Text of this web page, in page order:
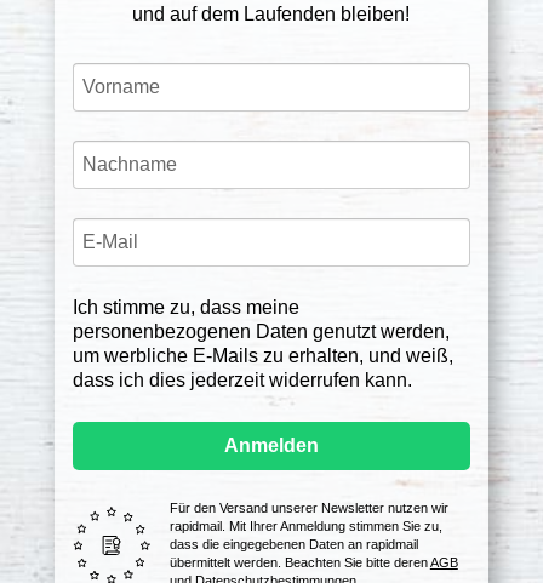
und auf dem Laufenden bleiben!
Ich stimme zu, dass meine
personenbezogenen Daten genutzt werden,
um werbliche E-Mails zu erhalten, und weiß,
dass ich dies jederzeit widerrufen kann.
Anmelden
Für den Versand unserer Newsletter nutzen wir
rapidmail. Mit Ihrer Anmeldung stimmen Sie zu,
dass die eingegebenen Daten an rapidmail
übermittelt werden. Beachten Sie bitte derenAGB